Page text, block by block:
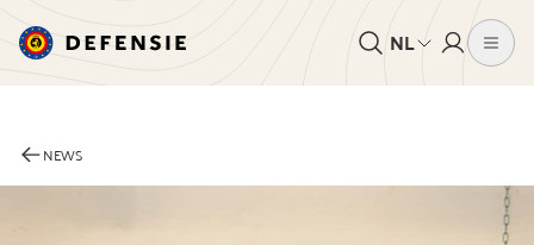
NL
NEWS